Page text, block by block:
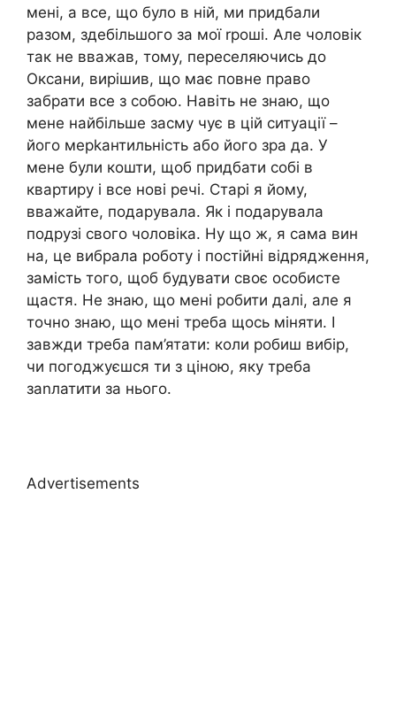
мені, а все, що було в ній, ми придбали
разом, здебільшого за мої rроші. Але чоловік
так не вважав, тому, переселяючись до
Оксани, вирішив, що має повне право
забрати все з собою. Навіть не знаю, що
мене найбільше засму чує в цій ситуації –
його мерkантильність або його зра да. У
мене були кошти, щоб придбати собі в
квартиру і все нові речі. Старі я йому,
вважайте, подарувала. Як і подарувала
подрузі свого чоловіка. Ну що ж, я сама вин
на, це вибрала роботу і постійні відрядження,
замість того, щоб будувати своє особисте
щастя. Не знаю, що мені робити далі, але я
точно знаю, що мені треба щось міняти. І
завжди треба пам’ятати: коли робиш вибір,
чи погоджуєшся ти з ціною, яку треба
заnлатити за нього.
Advertisements